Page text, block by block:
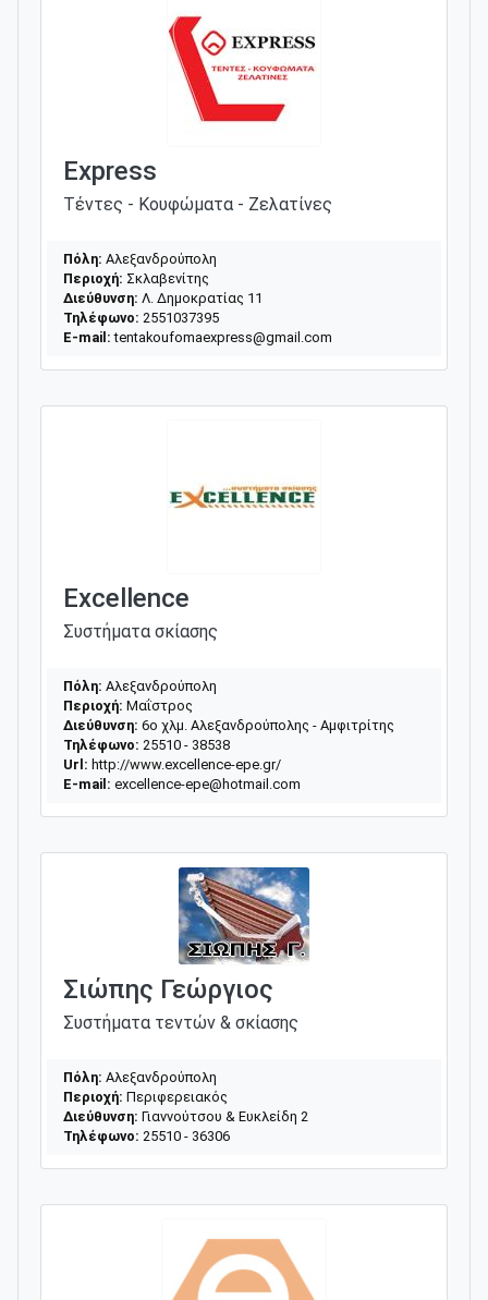
Express
Τέντες - Κουφώματα - Ζελατίνες
Πόλη: Αλεξανδρούπολη
Περιοχή: Σκλαβενίτης
Διεύθυνση: Λ. Δημοκρατίας 11
Τηλέφωνο: 2551037395
E-mail: tentakoufomaexpress@gmail.com
Excellence
Συστήματα σκίασης
Πόλη: Αλεξανδρούπολη
Περιοχή: Μαΐστρος
Διεύθυνση: 6ο χλμ. Αλεξανδρούπολης - Αμφιτρίτης
Τηλέφωνο: 25510 - 38538
Url: http://www.excellence-epe.gr/
E-mail: excellence-epe@hotmail.com
Σιώπης Γεώργιος
Συστήματα τεντών & σκίασης
Πόλη: Αλεξανδρούπολη
Περιοχή: Περιφερειακός
Διεύθυνση: Γιαννούτσου & Ευκλείδη 2
Τηλέφωνο: 25510 - 36306